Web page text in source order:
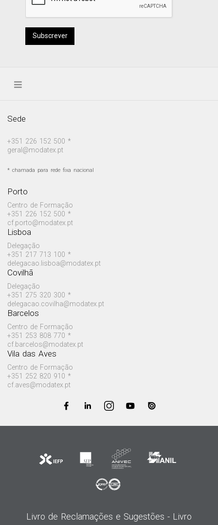
Subscrever
Sede
+351 226 152 500 *
geral@modatex.pt
* chamada para rede fixa nacional
Porto
Centro de Formação
+351 226 152 500 *
cf.porto@modatex.pt
Lisboa
Delegação
+351 217 713 100 *
delegacao.lisboa@modatex.pt
Covilhã
Delegação
+351 275 320 300 *
delegacao.covilha@modatex.pt
Barcelos
Centro de Formação
+351 253 808 770 *
cf.barcelos@modatex.pt
Vila das Aves
Centro de Formação
+351 252 820 910 *
cf.aves@modatex.pt
Livro de Reclamações e Sugestões - Livro